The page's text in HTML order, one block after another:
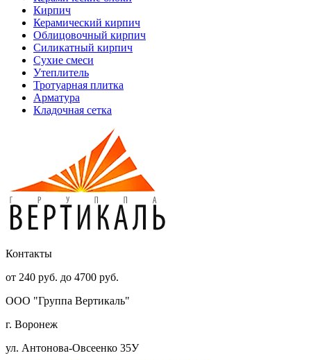
Кирпич
Керамический кирпич
Облицовочный кирпич
Силикатный кирпич
Сухие смеси
Утеплитель
Тротуарная плитка
Арматура
Кладочная сетка
Контакты
от 240 руб. до 4700 руб.
ООО "Группа Вертикаль"
г. Воронеж
ул. Антонова-Овсеенко 35У